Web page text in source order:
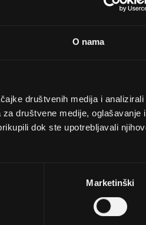
O nama
društvenih medija i analizirali
društvene medije, oglašavanje i
dok ste upotrebljavali
Marketinški
NAČINI
Kreditnim
općom